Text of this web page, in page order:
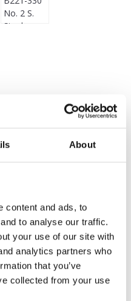
About
content and ads, to
to analyse our traffic.
your use of our site with
analytics partners who
that you’ve
collected from your use